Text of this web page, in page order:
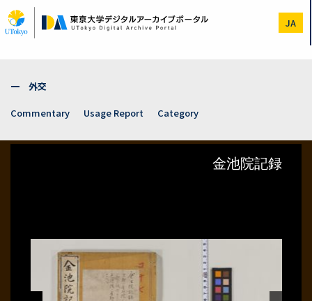
to
main
JA
一 外交
Commentary
Usage Report Category